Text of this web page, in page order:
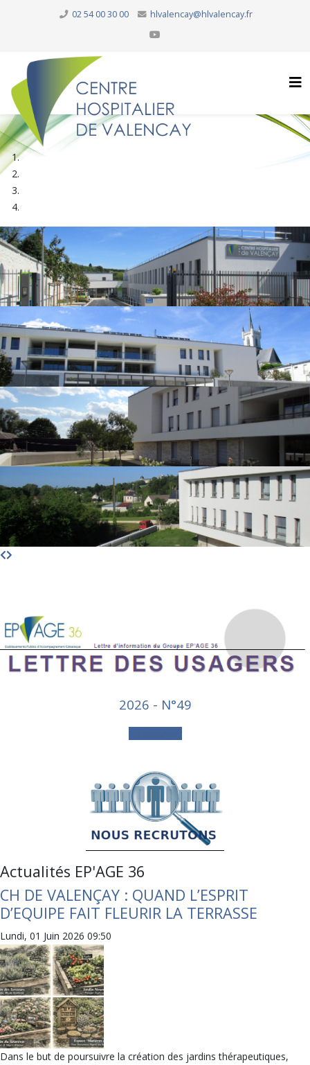
02 54 00 30 00 hlvalencay@hlvalencay.fr
2026 - N°49
Actualités EP'AGE 36
CH DE VALENÇAY : QUAND L’ESPRIT
D’EQUIPE FAIT FLEURIR LA TERRASSE
Lundi, 01 Juin 2026 09:50
Dans le but de poursuivre la création des jardins thérapeutiques,